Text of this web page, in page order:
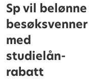
Sp vil belønne
besøksvenner
med
studielån-
rabatt